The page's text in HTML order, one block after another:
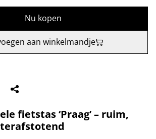
Nu kopen
aan winkelmandje
fietstas ‘Praag’ – ruim,